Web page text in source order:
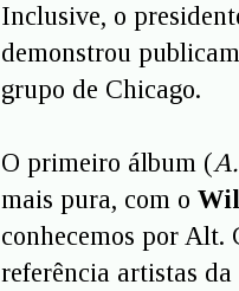
Inclusive, o
demonstrou
grupo de Chicago.
O primeiro álbum (
mais pura, com o
conhecemos por
referência artistas